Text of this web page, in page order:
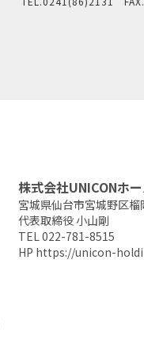
株式会社UNICONホ
宮城県仙台市宮城野区
代表取締役 小山剛
TEL 022-781-8515
HP https://unicon-